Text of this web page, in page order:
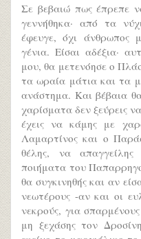
Σε βεβαιώ πως έπρεπε
γεννήθηκα· από τα
έφευγε, όχι άνθρωπος
γένια. Eίσαι αδέξια·
μου, θα μετενόησε ο
τα ωραία μάτια και τα
ανάστημα. Kαι βέβαια
χαρίσματα δεν ξεύρεις
έχεις να κάμης με
Λαμαρτίνος και ο
θέλης, να
ποιήματα του
θα συγκινηθής και αν
νεωτέρους -αν και οι
νεκρούς, για
μη ξεχάσης τον